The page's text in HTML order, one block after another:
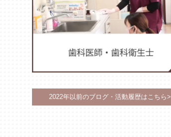
2022年以前のブログ・活動履歴はこちら>